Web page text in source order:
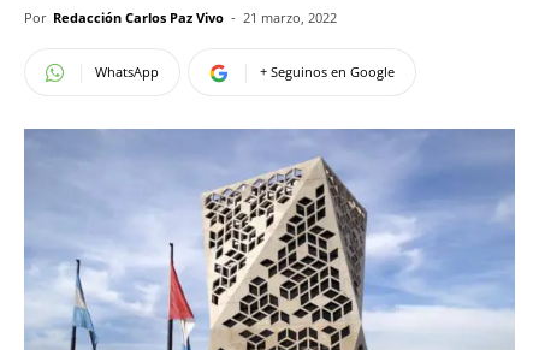
Por Redacción Carlos Paz Vivo - 21 marzo, 2022
WhatsApp + Seguinos en Google